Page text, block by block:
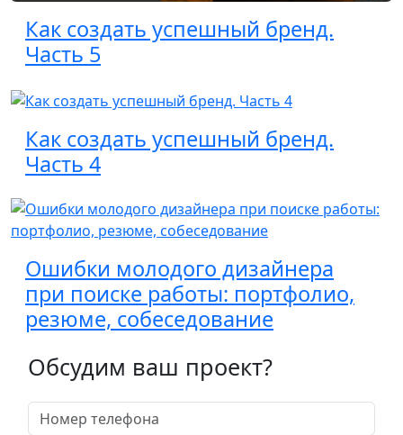
Как создать успешный бренд.
Часть 5
Как создать успешный бренд.
Часть 4
Ошибки молодого дизайнера
при поиске работы: портфолио,
резюме, собеседование
Обсудим ваш проект?